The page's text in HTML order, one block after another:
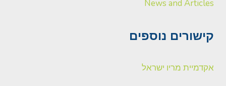
News and Articles
קישורים נוספים
אקדמיית מריו ישראל